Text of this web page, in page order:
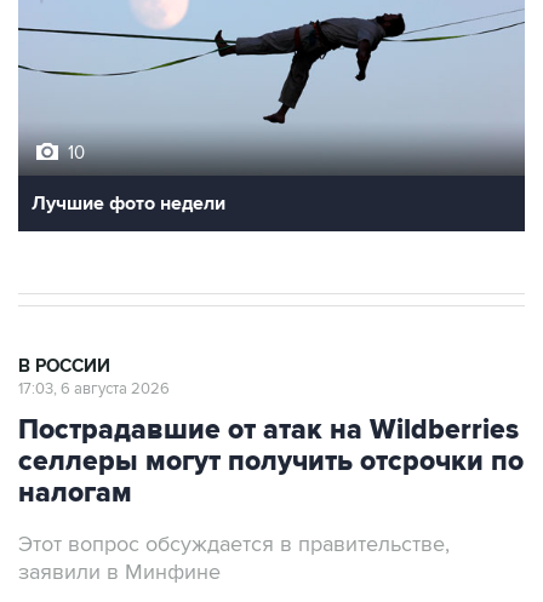
10
Лучшие фото недели
В РОССИИ
17:03, 6 августа 2026
Пострадавшие от атак на Wildberries
селлеры могут получить отсрочки по
налогам
Этот вопрос обсуждается в правительстве,
заявили в Минфине